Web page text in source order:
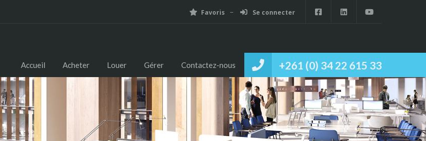
Favoris Se connecter
+261 (0) 34 22 615 33
Accueil Acheter Louer Gérer Contactez-nous